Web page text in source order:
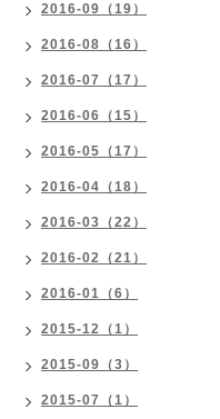
2016-09（19）
2016-08（16）
2016-07（17）
2016-06（15）
2016-05（17）
2016-04（18）
2016-03（22）
2016-02（21）
2016-01（6）
2015-12（1）
2015-09（3）
2015-07（1）